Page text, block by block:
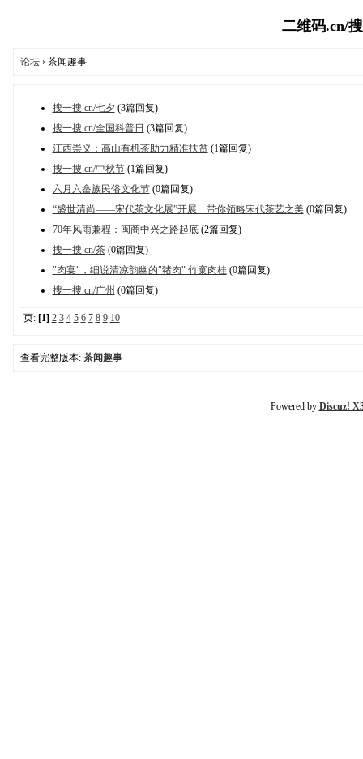
二维码.cn/
论坛› 茶闻趣事
搜一搜.cn/七夕(3篇回复)
搜一搜.cn/全国科普日 (3篇回复)
江西崇义：高山有机茶助力精准扶贫 (1篇回复)
搜一搜.cn/中秋节(1篇回复)
六月六畲族民俗文化节(0篇回复)
“盛世清尚——宋代茶文化展”开展 带你领略宋代茶艺之美(0篇回复)
70年风雨兼程：闽商中兴之路起底(2篇回复)
搜一搜.cn/茶(0篇回复)
"肉宴"，细说清凉韵幽的"猪肉" 竹窠肉桂(0篇回复)
搜一搜.cn/广州 (0篇回复)
页: [1] 2 3 4 5 6 7 8 9 10
查看完整版本: 茶闻趣事
Powered by Discuz!